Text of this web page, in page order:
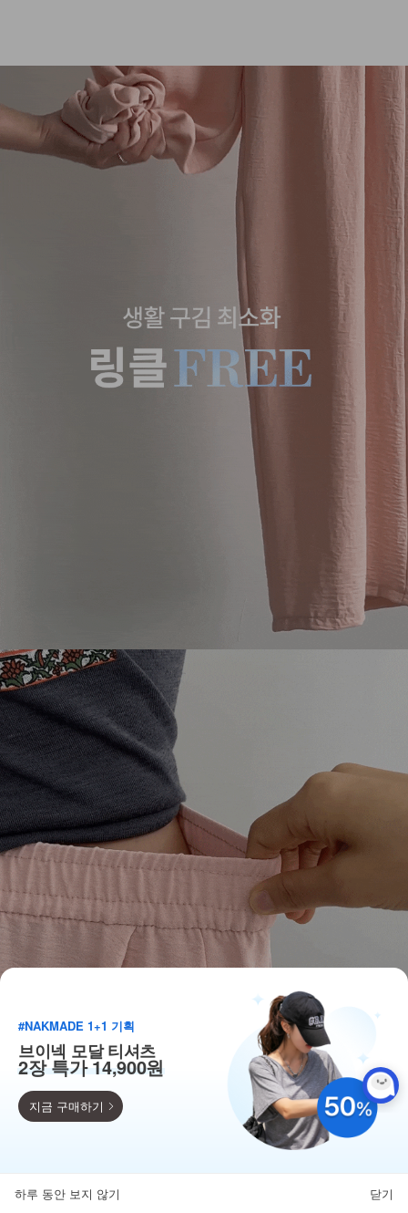
득템찬스
#NAKMADE 1+1 기획
브이넥 모달 티셔츠
2장 특가 14,900원
지금 구매하기
하루 동안 보지 않기 닫기
뒤로가기 카테고리 마이페이지